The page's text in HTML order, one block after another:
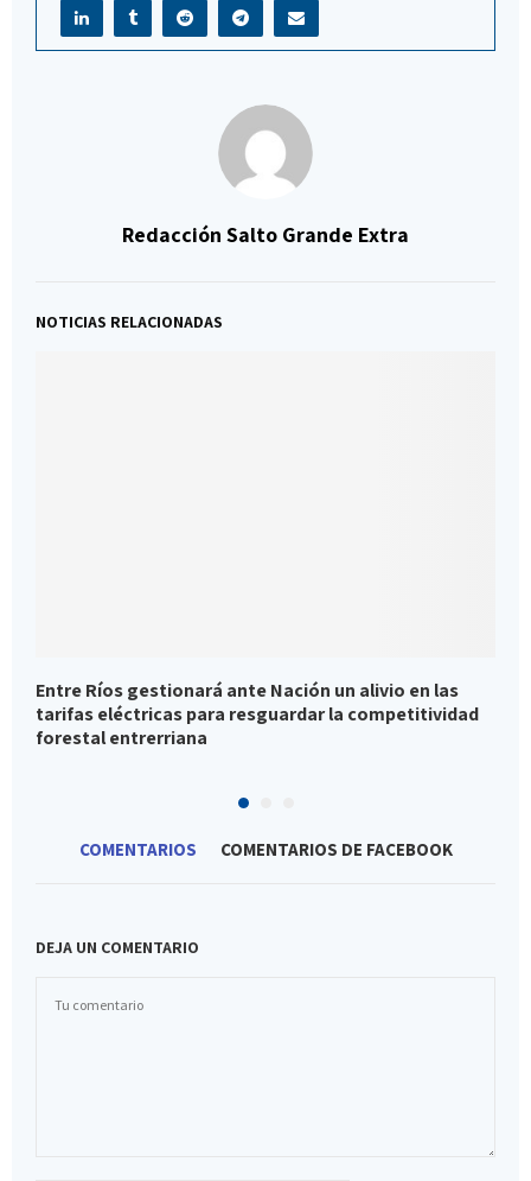
Redacción Salto Grande Extra
NOTICIAS RELACIONADAS
Entre Ríos gestionará ante Nación un alivio en las
tarifas eléctricas para resguardar la competitividad
forestal entrerriana
COMENTARIOS COMENTARIOS DE FACEBOOK
DEJA UN COMENTARIO